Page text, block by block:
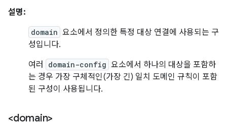
설명:
domain 요소에서 정의한 특정 대상 연결에 사용되는 구
성입니다.
여러
domain-config 요소에서 하나의 대상을 포함하
는 경우 가장 구체적인(가장 긴) 일치 도메인 규칙이 포함
된 구성이 사용됩니다.
<domain>